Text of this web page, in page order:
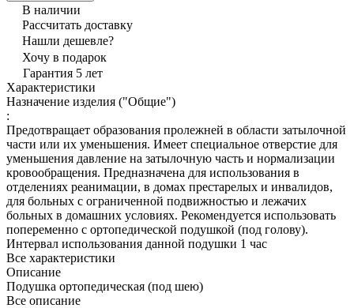
В наличии
Рассчитать доставку
Нашли дешевле?
Хочу в подарок
Гарантия 5 лет
Характеристики
Назначение изделия ("Общие")
:
Предотвращает образования пролежней в области затылочной
части или их уменьшения. Имеет специальное отверстие для
уменьшения давление на затылочную часть и нормализации
кровообращения. Предназначена для использования в
отделениях реанимации, в домах престарелых и инвалидов,
для больных с ограниченной подвижностью и лежачих
больных в домашних условиях. Рекомендуется использовать
попеременно с ортопедической подушкой (под голову).
Интервал использования данной подушки 1 час
Все характеристики
Описание
Подушка ортопедическая (под шею)
Все описание